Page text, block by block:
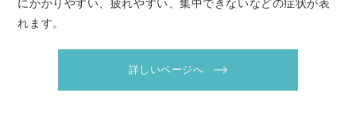
にかかりやすい、疲れやすい、集中できないなどの症状が表
れます。
詳しいページへ